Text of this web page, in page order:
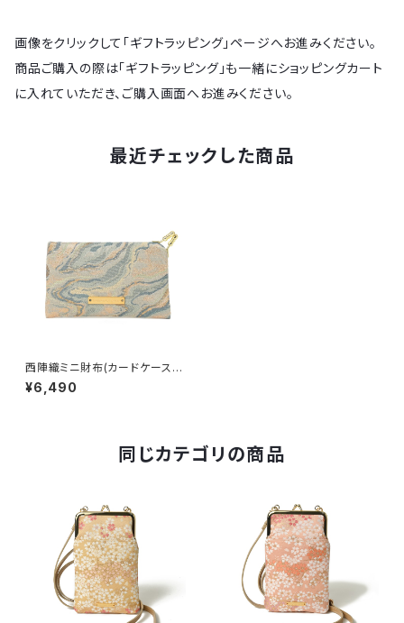
画像をクリックして「ギフトラッピング」ページへお進みください。
商品ご購入の際は「ギフトラッピング」も一緒にショッピングカート
に入れていただき、ご購入画面へお進みください。
最近チェックした商品
西陣織ミニ財布(カードケース)
MARBLE / NCC14
¥6,490
同じカテゴリの商品